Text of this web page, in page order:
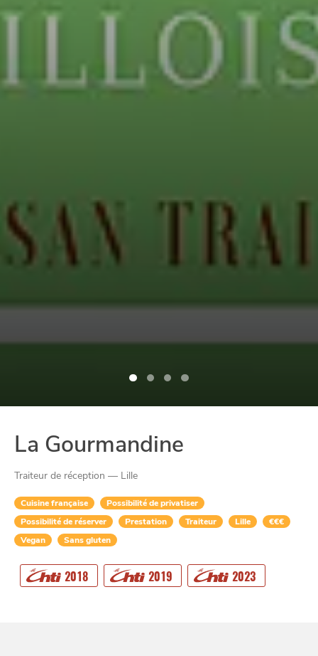
La Gourmandine
Traiteur de réception — Lille
Cuisine française
Possibilité de privatiser
Possibilité de réserver
Prestation Traiteur Lille
€€€
Vegan
Sans gluten
2018 2019 2023
CANAILLE